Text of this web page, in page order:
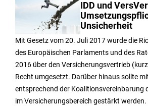
IDD und
Unsicherheit
Mit Gesetz vom 20. Juli 2017 wurde die
des Europäischen Parlaments und des
2016 über den Versicherungsvertrieb
Recht umgesetzt. Darüber hinaus sollte
entsprechend der Koalitionsvereinbarung
im Versicherungsbereich gestärkt